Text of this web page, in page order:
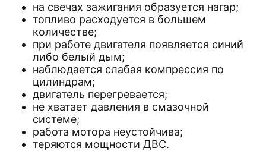
на свечах зажигания образуется нагар;
топливо расходуется в большем
количестве;
при работе двигателя появляется синий
либо белый дым;
наблюдается слабая компрессия по
цилиндрам;
двигатель перегревается;
не хватает давления в смазочной
системе;
работа мотора неустойчива;
теряются мощности ДВС.